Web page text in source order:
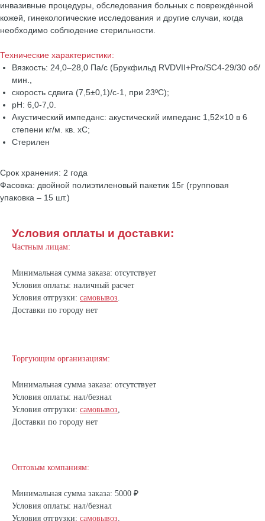
инвазивные процедуры, обследования больных с повреждённой
кожей, гинекологические исследования и другие случаи, когда
необходимо соблюдение стерильности.
Технические характеристики:
Вязкость: 24,0–28,0 Па/c (Брукфильд RVDVII+Pro/SC4-29/30 об/
мин.,
скорость сдвига (7,5±0,1)/с-1, при 23ºС);
pH: 6,0-7,0.
Акустический импеданс: акустический импеданс 1,52×10 в 6
степени кг/м. кв. xC;
Стерилен
Срок хранения: 2 года
Фасовка: двойной полиэтиленовый пакетик 15г (групповая
упаковка – 15 шт.)
Условия оплаты и доставки:
Частным лицам:
Минимальная сумма заказа: отсутствует
Условия оплаты: наличный расчет
Условия отгрузки: самовывоз.
Доставки по городу нет
Торгующим организациям:
Минимальная сумма заказа: отсутствует
Условия оплаты: нал/безнал
Условия отгрузки: самовывоз,
Доставки по городу нет
Оптовым компаниям:
Минимальная сумма заказа: 5000 ₽
Условия оплаты: нал/безнал
Условия отгрузки: самовывоз,